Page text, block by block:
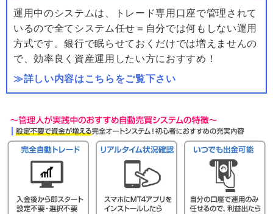
運用中のシステムは、トレード専用口座で管理されて
いるので全てシステム任せ＝自分では何もしない運用
方式です。銀行で眠らせておくだけでは増えませんの
で、効率良く資産運用したい方におすすめ！
≫詳しい内容はこちらをご覧下さい